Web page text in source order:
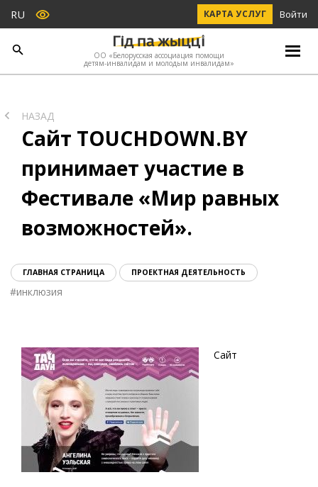
RU КАРТА УСЛУГ Войти
ОО «Белорусская ассоциация помощи
детям-инвалидам и молодым инвалидам»
НАЗАД
Сайт TOUCHDOWN.BY
принимает участие в
Фестивале «Мир равных
возможностей».
ГЛАВНАЯ СТРАНИЦА ПРОЕКТНАЯ ДЕЯТЕЛЬНОСТЬ
#инклюзия
Сайт